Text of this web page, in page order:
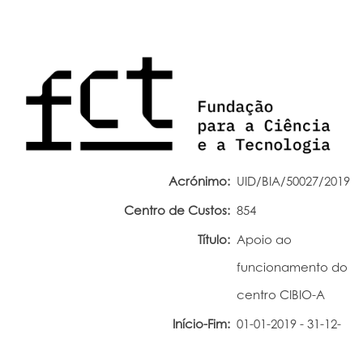
Acrónimo: UID/BIA/50027/2019
Centro de Custos: 854
Título: Apoio ao
funcionamento do
centro CIBIO-A
Início-Fim: 01-01-2019 - 31-12-